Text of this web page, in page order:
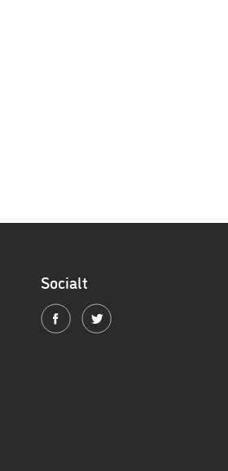
Socialt